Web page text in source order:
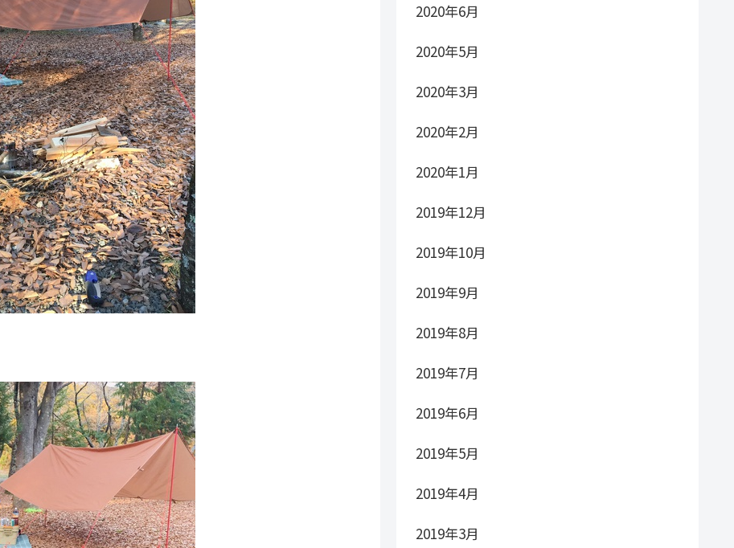
2020年6月
2020年5月
2020年3月
2020年2月
2020年1月
2019年12月
2019年10月
2019年9月
2019年8月
2019年7月
2019年6月
2019年5月
2019年4月
2019年3月